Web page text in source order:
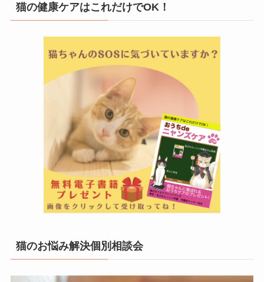
猫の健康ケアはこれだけでOK！
猫のお悩み解決個別相談会